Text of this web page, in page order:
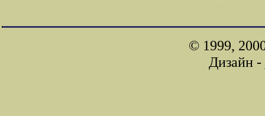
© 1999,
Дизайн -